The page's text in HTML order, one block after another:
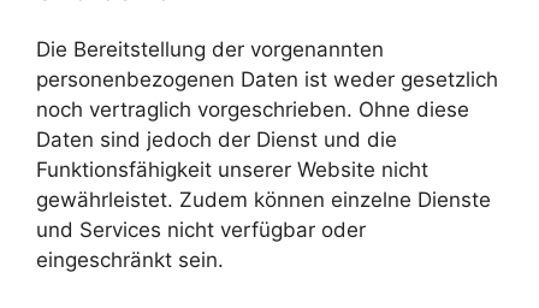
Die Bereitstellung der vorgenannten
personenbezogenen Daten ist weder gesetzlich
noch vertraglich vorgeschrieben. Ohne diese
Daten sind jedoch der Dienst und die
Funktionsfähigkeit unserer Website nicht
gewährleistet. Zudem können einzelne Dienste
und Services nicht verfügbar oder
eingeschränkt sein.